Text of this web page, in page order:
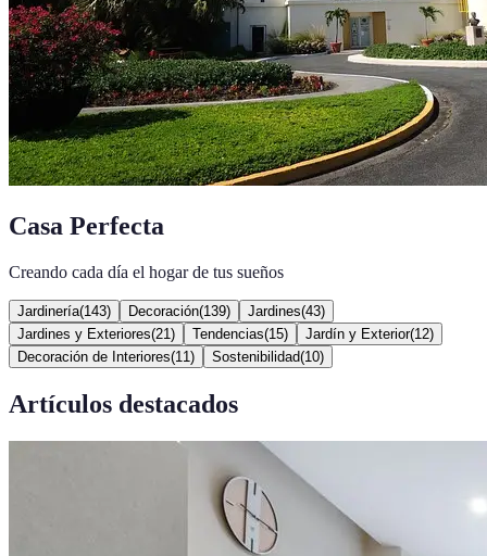
Casa Perfecta
Creando cada día el hogar de tus sueños
Jardinería(143) Decoración(139) Jardines(43)
Jardines y Exteriores(21 ) Tendencias(15) Jardín y Exterior(12)
Decoración de Interiores(11 ) Sostenibilidad(10)
Artículos destacados